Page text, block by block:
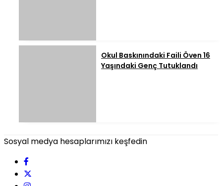
Okul Baskınındaki Faili Öven 16
Yaşındaki Genç Tutuklandı
Sosyal medya hesaplarımızı keşfedin